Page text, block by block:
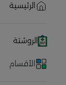
الرئيسية
الروشتة
الأقسام